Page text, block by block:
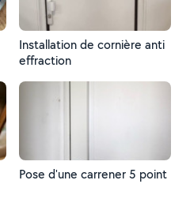
Installation de cornière anti
effraction
Pose d'une carrener 5 point